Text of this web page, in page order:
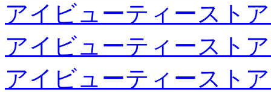
アイビューティースト
アイビューティースト
アイビューティースト